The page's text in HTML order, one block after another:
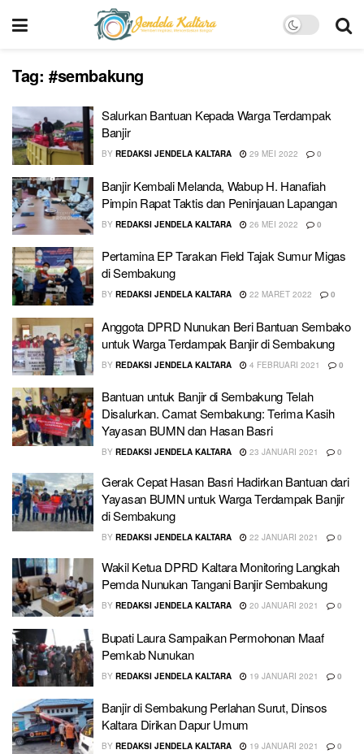
Tag: #sembakung
Salurkan Bantuan Kepada Warga Terdampak
Banjir
BY REDAKSI JENDELA KALTARA 29 MEI 2022 0
Banjir Kembali Melanda, Wabup H. Hanafiah
Pimpin Rapat Taktis dan Peninjauan Lapangan
BY REDAKSI JENDELA KALTARA 26 MEI 2022 0
Pertamina EP Tarakan Field Tajak Sumur Migas
di Sembakung
BY REDAKSI JENDELA KALTARA 22 MARET 2022 0
Anggota DPRD Nunukan Beri Bantuan Sembako
untuk Warga Terdampak Banjir di Sembakung
BY REDAKSI JENDELA KALTARA 4 FEBRUARI 2021 0
Bantuan untuk Banjir di Sembakung Telah
Disalurkan. Camat Sembakung: Terima Kasih
Yayasan BUMN dan Hasan Basri
BY REDAKSI JENDELA KALTARA 23 JANUARI 2021 0
Gerak Cepat Hasan Basri Hadirkan Bantuan dari
Yayasan BUMN untuk Warga Terdampak Banjir
di Sembakung
BY REDAKSI JENDELA KALTARA 22 JANUARI 2021 0
Wakil Ketua DPRD Kaltara Monitoring Langkah
Pemda Nunukan Tangani Banjir Sembakung
BY REDAKSI JENDELA KALTARA 20 JANUARI 2021 0
Bupati Laura Sampaikan Permohonan Maaf
Pemkab Nunukan
BY REDAKSI JENDELA KALTARA 19 JANUARI 2021 0
Banjir di Sembakung Perlahan Surut, Dinsos
Kaltara Dirikan Dapur Umum
BY REDAKSI JENDELA KALTARA 19 JANUARI 2021 0